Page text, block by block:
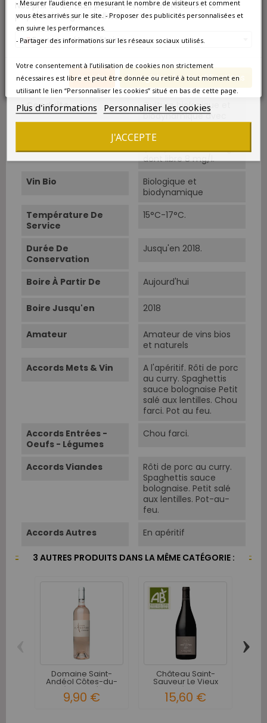
Nos prix et les frais peuvent varier en fonction du
pays/de la région de livraison.
France métropolitaine
Annuler Enregistrer les modifications
Cépage Dominant
20%. Mourvèdre 10%.
Cinsault 10%. Carignan
10%.
Conduite
Culture biologique et
biodynamique avec
indigènes. Sulfites
(SO2) limités à 51 mg/l
dont libre 8 mg/l.
Vin Bio
Biologique et
biodynamique
Température De
Service
15°C-17°C.
Durée De
Conservation
Jusqu'en 2018.
Boire À Partir De Aujourd'hui
Boire Jusqu'en 2018
Amateur
Amateur de vins bios
et naturels
Accords Mets & Vin
A l'apéritif. Rôti de porc
au curry. Spaghettis
sauce bolognaise Petit
salé aux lentilles. Chou
farci. Pot au feu.
Accords Entrées -
Oeufs - Légumes
Chou farci.
Accords Viandes
Rôti de porc au curry.
Spaghettis sauce
bolognaise. Petit salé
aux lentilles. Pot-au-
feu.
Accords Autres
En apéritif
3 AUTRES PRODUITS DANS LA MÊME CATÉGORIE :
Domaine Saint-
Andéol Côtes-du-
Rhône Rosé -...
9,90 €
Château Saint-
Sauveur Le Vieux
15,60 €
›
- Mesurer l’audience en mesurant le nombre de visiteurs et comment
vous êtes arrivés sur le site. - Proposer des publicités personnalisées et
en suivre les performances.
- Partager des informations sur les réseaux sociaux utilisés.
Votre consentement à l’utilisation de cookies non strictement
nécessaires est libre et peut être donnée ou retiré à tout moment en
utilisant le lien “Personnaliser les cookies” situé en bas de cette page.
Plus d'informations Personnaliser les cookies
J'ACCEPTE